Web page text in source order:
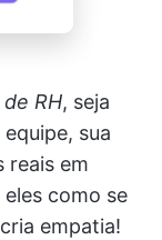
RH, seja
sua
reais em
como se
empatia!